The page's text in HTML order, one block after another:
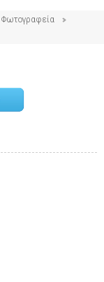
Φωτογραφεία